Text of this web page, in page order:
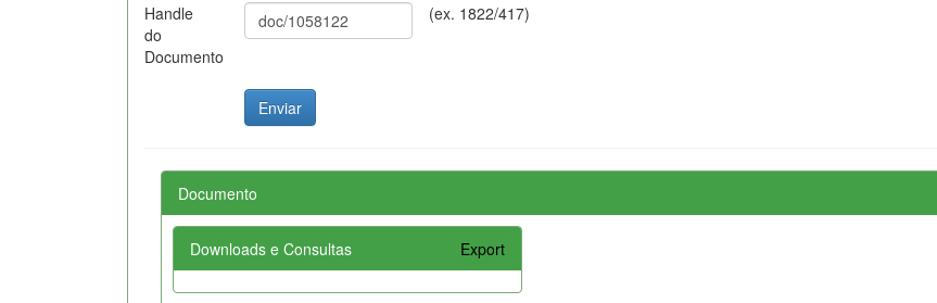
Handle
do
Documento
(ex. 1822/417)
Documento
Downloads e Consultas Export